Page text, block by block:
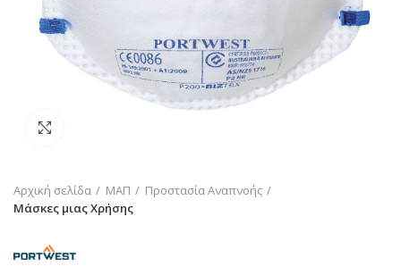
Αρχική σελίδα ΜΑΠ
Προστασία Αναπνοής
Μάσκες μιας Χρήσης